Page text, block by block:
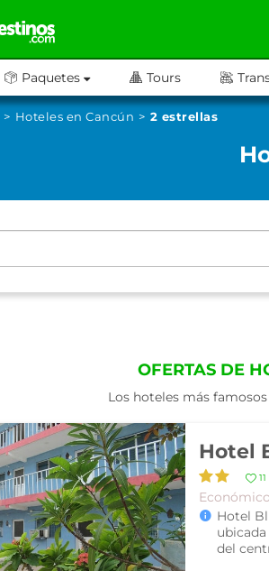
Paquetes Tours
Hoteles en Cancún 2 estrellas
OFERTAS DE
Los hoteles más
Hotel
11
Hotel
del